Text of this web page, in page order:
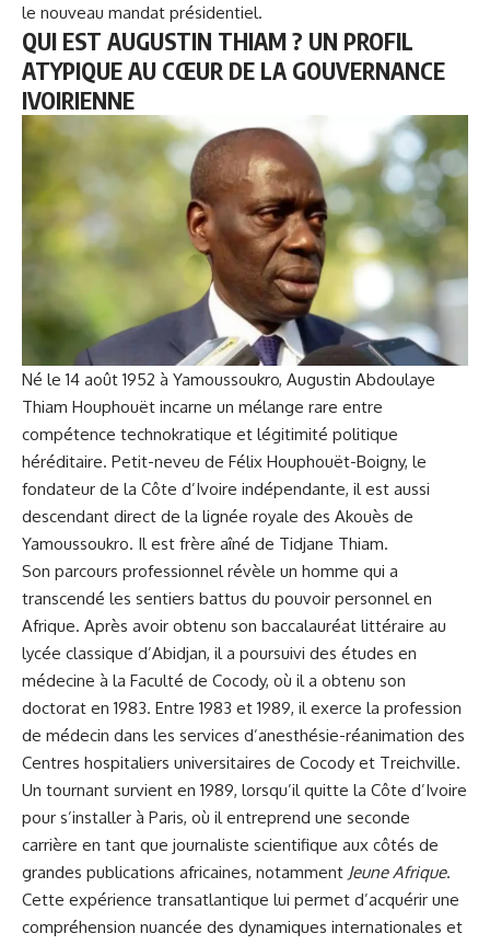
le nouveau mandat présidentiel.
QUI EST AUGUSTIN THIAM ? UN PROFIL
ATYPIQUE AU CŒUR DE LA GOUVERNANCE
IVOIRIENNE
Né le 14 août 1952 à Yamoussoukro, Augustin Abdoulaye
Thiam Houphouët incarne un mélange rare entre
compétence technokratique et légitimité politique
héréditaire. Petit-neveu de Félix Houphouët-Boigny, le
fondateur de la Côte d’Ivoire indépendante, il est aussi
descendant direct de la lignée royale des Akouès de
Yamoussoukro. Il est frère aîné de Tidjane Thiam.
Son parcours professionnel révèle un homme qui a
transcendé les sentiers battus du pouvoir personnel en
Afrique. Après avoir obtenu son baccalauréat littéraire au
lycée classique d’Abidjan, il a poursuivi des études en
médecine à la Faculté de Cocody, où il a obtenu son
doctorat en 1983. Entre 1983 et 1989, il exerce la profession
de médecin dans les services d’anesthésie-réanimation des
Centres hospitaliers universitaires de Cocody et Treichville.
Un tournant survient en 1989, lorsqu’il quitte la Côte d’Ivoire
pour s’installer à Paris, où il entreprend une seconde
carrière en tant que journaliste scientifique aux côtés de
grandes publications africaines, notamment Jeune Afrique.
Cette expérience transatlantique lui permet d’acquérir une
compréhension nuancée des dynamiques internationales et